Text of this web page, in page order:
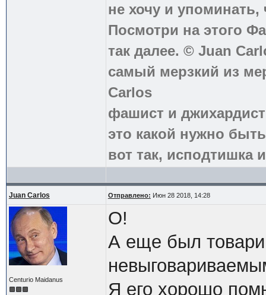
не хочу и
Посмотри на этого
так далее. © Juan
самый мерзкий из
Carlos
фашист и
это какой нужно
вот так, исподтишка
Juan Carlos Отправлено: Июн 28 2018, 14:28
Centurio Maidanus
О!
А еще был
Я его хорошо